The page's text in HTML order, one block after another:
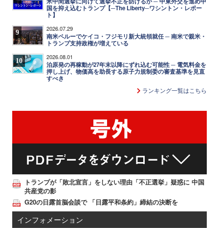
国を抑え込むトランプ【─The Liberty─ワシントン・レポー
ト】
9 2026.07.29
南米ペルーでケイコ・フジモリ新大統領就任 ─ 南米で親米・
トランプ支持政権が増えている
10 2026.08.01
泊原発の再稼動が27年末以降にずれ込む可能性 ─ 電気料金を
押し上げ、物価高を助長する原子力規制委の審査基準を見直
すべき
ランキング一覧はこちら
トランプが「敗北宣言」をしない理由「不正選挙」疑惑に 中国
共産党の影
G20の日露首脳会談で 「日露平和条約」締結の決断を
インフォメーション